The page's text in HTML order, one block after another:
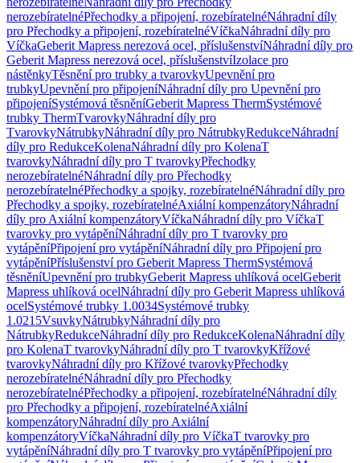
nerozebíratelnéPřechodky a připojení, rozebíratelnéNáhradní díly
pro Přechodky a připojení, rozebíratelnéVíčkaNáhradní díly pro
VíčkaGeberit Mapress nerezová ocel, příslušenstvíNáhradní díly pro
Geberit Mapress nerezová ocel, příslušenstvíIzolace pro
nástěnkyTěsnění pro trubky a tvarovkyUpevnění pro
trubkyUpevnění pro připojeníNáhradní díly pro Upevnění pro
připojeníSystémová těsněníGeberit Mapress ThermSystémové
trubky ThermTvarovkyNáhradní díly pro
TvarovkyNátrubkyNáhradní díly pro NátrubkyRedukceNáhradní
díly pro RedukceKolenaNáhradní díly pro KolenaT
tvarovkyNáhradní díly pro T tvarovkyPřechodky
nerozebíratelnéNáhradní díly pro Přechodky
nerozebíratelnéPřechodky a spojky, rozebíratelnéNáhradní díly pro
Přechodky a spojky, rozebíratelnéAxiální kompenzátoryNáhradní
díly pro Axiální kompenzátoryVíčkaNáhradní díly pro VíčkaT
tvarovky pro vytápěníNáhradní díly pro T tvarovky pro
vytápěníPřipojení pro vytápěníNáhradní díly pro Připojení pro
vytápěníPříslušenství pro Geberit Mapress ThermSystémová
těsněníUpevnění pro trubkyGeberit Mapress uhlíková ocelGeberit
Mapress uhlíková ocelNáhradní díly pro Geberit Mapress uhlíková
ocelSystémové trubky 1.0034Systémové trubky
1.0215VsuvkyNátrubkyNáhradní díly pro
NátrubkyRedukceNáhradní díly pro RedukceKolenaNáhradní díly
pro KolenaT tvarovkyNáhradní díly pro T tvarovkyKřížové
tvarovkyNáhradní díly pro Křížové tvarovkyPřechodky
nerozebíratelnéNáhradní díly pro Přechodky
nerozebíratelnéPřechodky a připojení, rozebíratelnéNáhradní díly
pro Přechodky a připojení, rozebíratelnéAxiální
kompenzátoryNáhradní díly pro Axiální
kompenzátoryVíčkaNáhradní díly pro VíčkaT tvarovky pro
vytápěníNáhradní díly pro T tvarovky pro vytápěníPřipojení pro